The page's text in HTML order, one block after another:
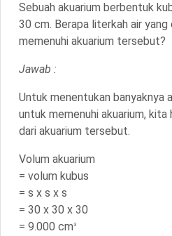
Sebuah akuarium berbentuk
30 cm. Berapa literkah air
memenuhi akuarium tersebut?
Jawab :
Untuk menentukan banyaknya
untuk memenuhi akuarium,
dari akuarium tersebut.
Volum akuarium
= volum kubus
= s x s x s
= 30 x 30 x 30
= 9.000 cm 3